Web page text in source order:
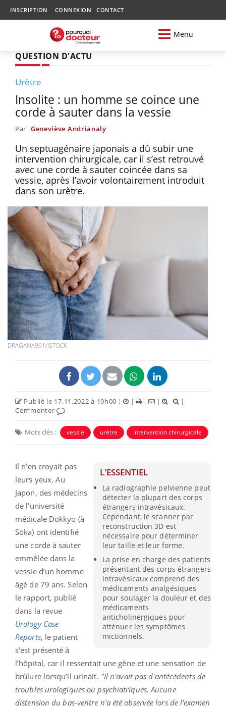
INSCRIPTION CONNEXION CONTACT
Menu
QUESTION D'ACTU
Urètre
Insolite : un homme se coince une
corde à sauter dans la vessie
Par Geneviève Andrianaly
Un septuagénaire japonais a dû subir une
intervention chirurgicale, car il s’est retrouvé
avec une corde à sauter coincée dans sa
vessie, après l’avoir volontairement introduit
dans son urètre.
DRAGANA991/ISTOCK
Publié le 17.11.2022 à 19h00 | | | |
|
Commenter
Mots clés : vessie urètre intervention chirurgicale
L'ESSENTIEL
La radiographie pelvienne peut
détecter la plupart des corps
étrangers intravésicaux.
Cependant, le scanner par
reconstruction 3D est
nécessaire pour déterminer
leur taille et leur forme.
La prise en charge des patients
présentant des corps étrangers
intravésicaux comprend des
médicaments analgésiques
pour soulager la douleur et des
médicaments
anticholinergiques pour
atténuer les symptômes
mictionnels.
Il n’en croyait pas
leurs yeux. Au
Japon, des médecins
de l'université
médicale Dokkyo (à
Sōka) ont identifié
une corde à sauter
emmêlée dans la
vessie d’un homme
âgé de 79 ans. Selon
le rapport, publié
dans la revue
Urology Case
Reports, le patient
s’est présenté à
l’hôpital, car il ressentait une gêne et une sensation de
brûlure lorsqu’il urinait. "Il n'avait pas d'antécédents de
troubles urologiques ou psychiatriques. Aucune
distension du bas-ventre n'a été observée lors de l'examen